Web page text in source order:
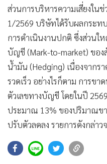
ส่วนการบริหารความเสี่ยงใน
1/2569 บริษัทได้รับผลกระท
การดำเนินงานปกติ ซึ่งส่วนใ
บัญชี (Mark-to-market) ของ
น้ำมัน (Hedging) เนื่องจากร
รวดเร็ว อย่างไรก็ตาม การข
ตัวเลขทางบัญชี โดยในปี
ประมาณ 13% ของปริมาณข
ปรับตัวลดลง รายการดังกล่า